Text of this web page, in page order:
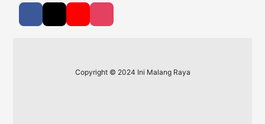
Copyright © 2024 Ini Malang Raya